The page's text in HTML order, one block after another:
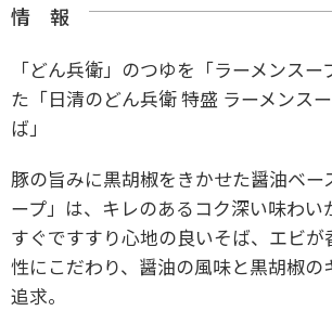
情 報
「どん兵衛」のつゆを「ラーメンス
た「日清のどん兵衛 特盛 ラーメンス
ば」
豚の旨みに黒胡椒をきかせた醤油ベー
ープ」は、キレのあるコク深い味わい
すぐですすり心地の良いそば、エビ
性にこだわり、醤油の風味と黒胡椒の
追求。